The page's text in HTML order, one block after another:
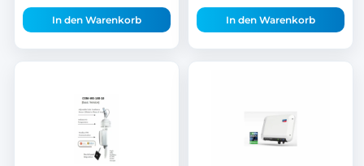
In den Warenkorb In den Warenkorb